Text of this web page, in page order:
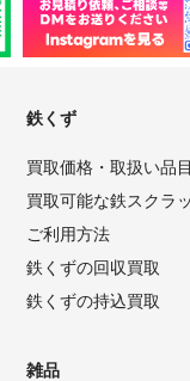
鉄くず
買取価格・取扱い品目
買取可能な鉄スクラ
ご利用方法
鉄くずの回収買取
鉄くずの持込買取
雑品